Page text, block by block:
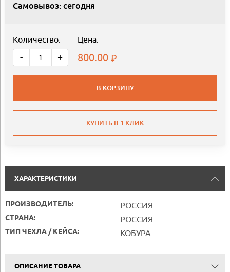
Самовывоз: сегодня
Количество:
- +
Цена:
800.00
В КОРЗИНУ
КУПИТЬ В 1 КЛИК
ХАРАКТЕРИСТИКИ
ПРОИЗВОДИТЕЛЬ: РОССИЯ
СТРАНА: РОССИЯ
ТИП ЧЕХЛА / КЕЙСА: КОБУРА
ОПИСАНИЕ ТОВАРА